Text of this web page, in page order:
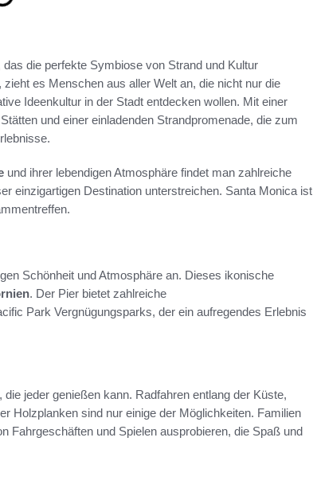
die perfekte Symbiose von Strand und Kultur
, zieht es Menschen aus aller Welt an, die nicht nur die
Ideenkultur in der Stadt entdecken wollen. Mit einer
und einer einladenden Strandpromenade, die zum
und ihrer lebendigen Atmosphäre findet man zahlreiche
einzigartigen Destination unterstreichen. Santa Monica ist
Schönheit und Atmosphäre an. Dieses ikonische
. Der Pier bietet zahlreiche
Park Vergnügungsparks, der ein aufregendes Erlebnis
jeder genießen kann. Radfahren entlang der Küste,
Holzplanken sind nur einige der Möglichkeiten. Familien
Fahrgeschäften und Spielen ausprobieren, die Spaß und